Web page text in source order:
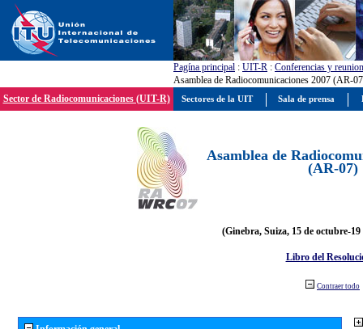
Pagína principal : UIT-R : Conferencias y
Asamblea de Radiocomunicaciones 2007 (AR-
Sector de Radiocomunicaciones (UIT-R)
Asamblea de
(AR-07)
(Ginebra, Suiza, 15 de octubre-19
Libro del
Contraer todo
Sectores de la UIT Sala de prensa